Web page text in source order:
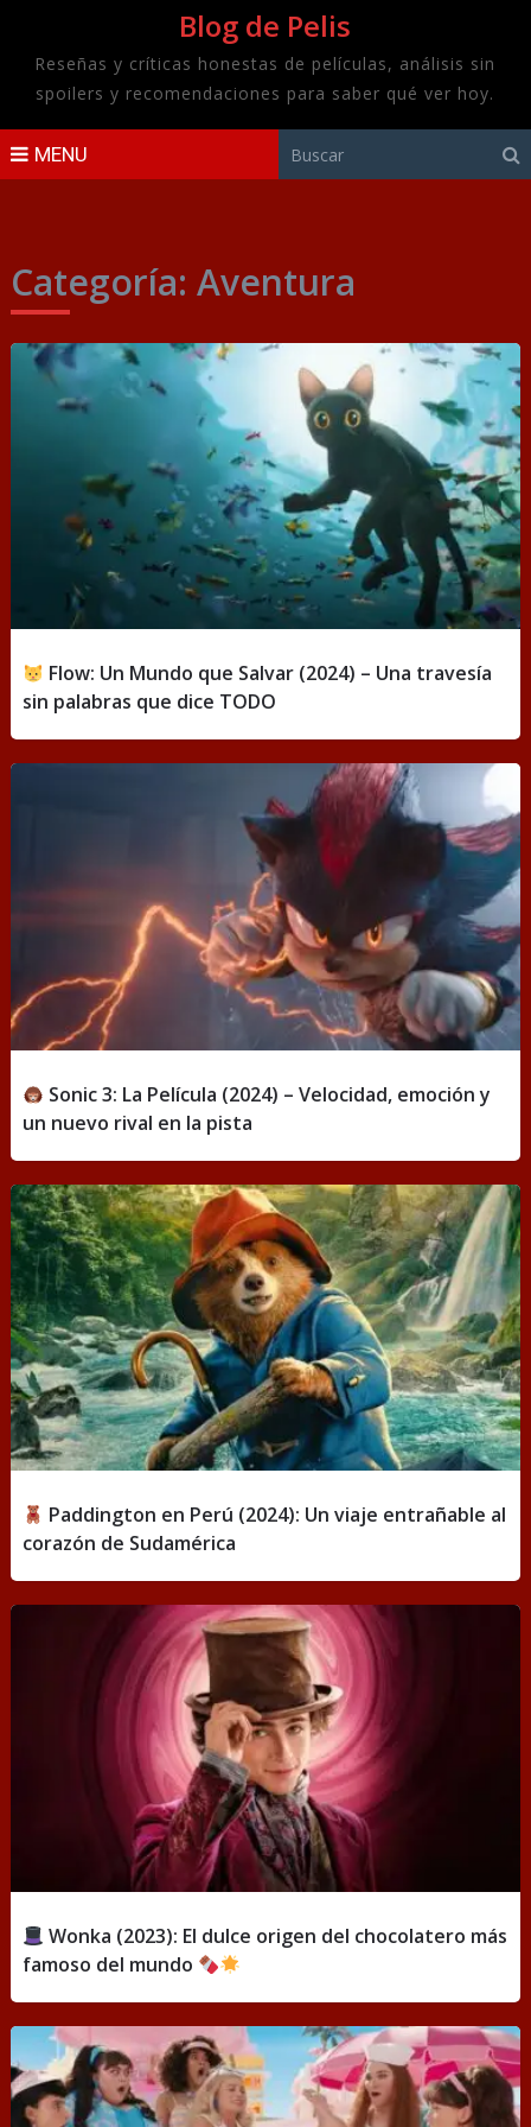
Blog de Pelis
Reseñas y críticas honestas de películas, análisis sin
spoilers y recomendaciones para saber qué ver hoy.
MENU
Categoría: Aventura
Flow: Un Mundo que Salvar (2024) – Una travesía
sin palabras que dice TODO
Sonic 3: La Película (2024) – Velocidad, emoción y
un nuevo rival en la pista
Paddington en Perú (2024): Un viaje entrañable al
corazón de Sudamérica
Wonka (2023): El dulce origen del chocolatero más
famoso del mundo